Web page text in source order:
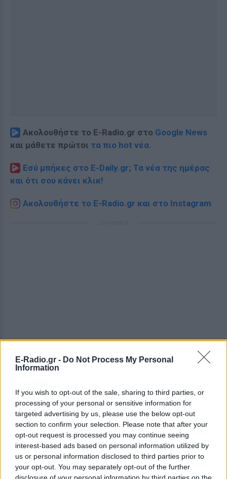
E-Radio.gr - Do Not Process My Personal
Information
If you wish to opt-out of the sale, sharing to third parties, or
processing of your personal or sensitive information for
targeted advertising by us, please use the below opt-out
section to confirm your selection. Please note that after your
opt-out request is processed you may continue seeing
interest-based ads based on personal information utilized by
us or personal information disclosed to third parties prior to
your opt-out. You may separately opt-out of the further
disclosure of your personal information by third parties on the
Ακολουθήστε το E-Radio.gr στο Google News
και μάθετε πρώτοι τα πιο hot νέα.
Εσύ μπήκες στο E-Daily.gr; Τα νέα της ημέρας
και ότι σου κάνει κλικ!
Ακολουθήστε το E-Radio.gr και στο Instagram
ΔΕΙΤΕ ΕΠΙΣΗΣ